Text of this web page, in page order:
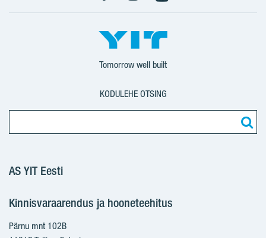
FacebookInstagram
YouTube
Tomorrow well built
KODULEHE OTSING
AS YIT Eesti
Kinnisvaraarendus ja hooneteehitus
Pärnu mnt 102B